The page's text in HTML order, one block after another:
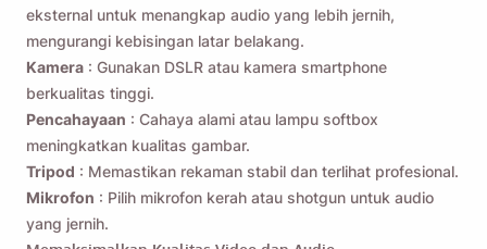
eksternal untuk menangkap audio yang lebih jernih,
mengurangi kebisingan latar belakang.
Kamera : Gunakan DSLR atau kamera smartphone
berkualitas tinggi.
Pencahayaan : Cahaya alami atau lampu softbox
meningkatkan kualitas gambar.
Tripod : Memastikan rekaman stabil dan terlihat profesional.
Mikrofon : Pilih mikrofon kerah atau shotgun untuk audio
yang jernih.
Email
Dengan mencentang opsi ini, Anda menyetujuiKebijakan
Privasi kami.